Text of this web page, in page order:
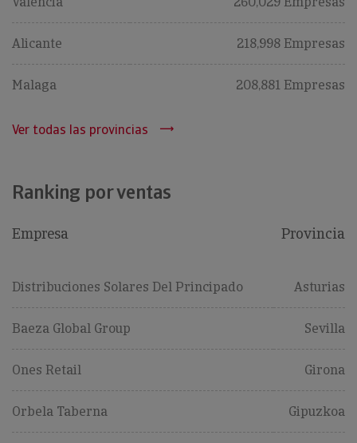
Alicante 218,998 Empresas
Malaga 208,881 Empresas
Ver todas las provincias
Ranking por ventas
Empresa Provincia
Distribuciones Solares Del Principado Asturias
Baeza Global Group Sevilla
Ones Retail Girona
Orbela Taberna Gipuzkoa